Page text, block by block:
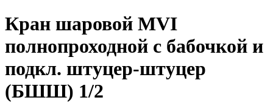
Кран шаровой MVI
полнопроходной с бабочкой и
подкл. штуцер-штуцер
(БШШ) 1/2